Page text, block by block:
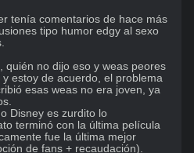
tenía comentarios de hace más
tipo humor edgy al sexo
quién no dijo eso y weas peores
estoy de acuerdo, el problema
esas weas no era joven, ya
Disney es zurdito lo
terminó con la última película
fue la última mejor
de fans + recaudación).